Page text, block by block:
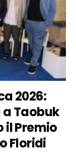
2026:
Taobuk
il Premio
Floridi